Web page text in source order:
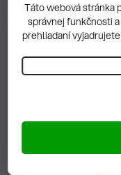
Táto webová stránka
správnej funkčnosti
prehliadaní
Diskusia